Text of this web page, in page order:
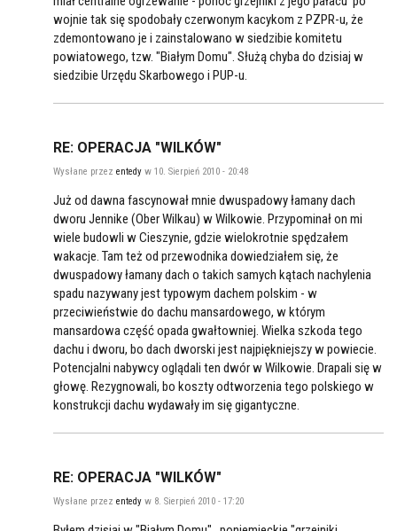
wojnie tak się spodobały czerwonym kacykom z PZPR-u, że
zdemontowano je i zainstalowano w siedzibie komitetu
powiatowego, tzw. "Białym Domu". Służą chyba do dzisiaj w
siedzibie Urzędu Skarbowego i PUP-u.
RE: OPERACJA "WILKÓW"
Wysłane przez entedy w 10. Sierpień 2010 - 20:48
Już od dawna fascynował mnie dwuspadowy łamany dach
dworu Jennike (Ober Wilkau) w Wilkowie. Przypominał on mi
wiele budowli w Cieszynie, gdzie wielokrotnie spędzałem
wakacje. Tam też od przewodnika dowiedziałem się, że
dwuspadowy łamany dach o takich samych kątach nachylenia
spadu nazywany jest typowym dachem polskim - w
przeciwieństwie do dachu mansardowego, w którym
mansardowa część opada gwałtowniej. Wielka szkoda tego
dachu i dworu, bo dach dworski jest najpiękniejszy w powiecie.
Potencjalni nabywcy oglądali ten dwór w Wilkowie. Drapali się w
głowę. Rezygnowali, bo koszty odtworzenia tego polskiego w
konstrukcji dachu wydawały im się gigantyczne.
RE: OPERACJA "WILKÓW"
Wysłane przez entedy w 8. Sierpień 2010 - 17:20